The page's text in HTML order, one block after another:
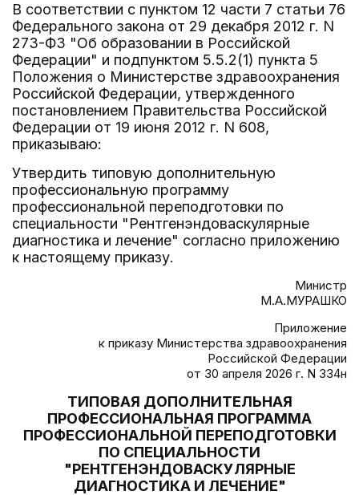
В соответствии с пунктом 12 части 7 статьи 76
Федерального закона от 29 декабря 2012 г. N
273-ФЗ "Об образовании в Российской
Федерации" и подпунктом 5.5.2(1) пункта 5
Положения о Министерстве здравоохранения
Российской Федерации, утвержденного
постановлением Правительства Российской
Федерации от 19 июня 2012 г. N 608,
приказываю:
Утвердить типовую дополнительную
профессиональную программу
профессиональной переподготовки по
специальности "Рентгенэндоваскулярные
диагностика и лечение" согласно приложению
к настоящему приказу.
Министр
М.А.МУРАШКО
Приложение
к приказу Министерства здравоохранения
Российской Федерации
от 30 апреля 2026 г. N 334н
ТИПОВАЯ ДОПОЛНИТЕЛЬНАЯ
ПРОФЕССИОНАЛЬНАЯ ПРОГРАММА
ПРОФЕССИОНАЛЬНОЙ ПЕРЕПОДГОТОВКИ
ПО СПЕЦИАЛЬНОСТИ
"РЕНТГЕНЭНДОВАСКУЛЯРНЫЕ
ДИАГНОСТИКА И ЛЕЧЕНИЕ"